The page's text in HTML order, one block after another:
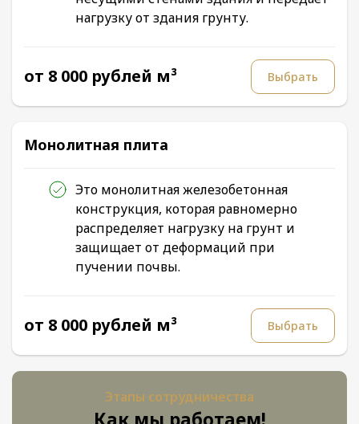
нагрузку от здания грунту.
от 8 000 рублей м³ Выбрать
Монолитная плита
Это монолитная железобетонная
конструкция, которая равномерно
распределяет нагрузку на грунт и
защищает от деформаций при
пучении почвы.
от 8 000 рублей м³ Выбрать
Этапы сотрудничества